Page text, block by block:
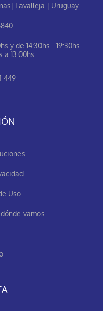
Lavalleja | Uruguay
y de 14:30hs - 19:30hs
a 13:00hs
449
Uso
vamos...